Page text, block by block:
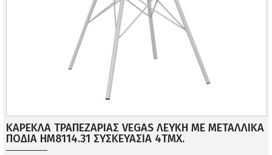
ΚΑΡΕΚΛΑ ΤΡΑΠΕΖΑΡΙΑΣ VEGAS ΛΕΥΚΗ ΜΕ ΜΕΤΑΛΛΙΚΑ
ΠΟΔΙΑ HM8114.31 ΣΥΣΚΕΥΑΣΙΑ 4ΤΜΧ.